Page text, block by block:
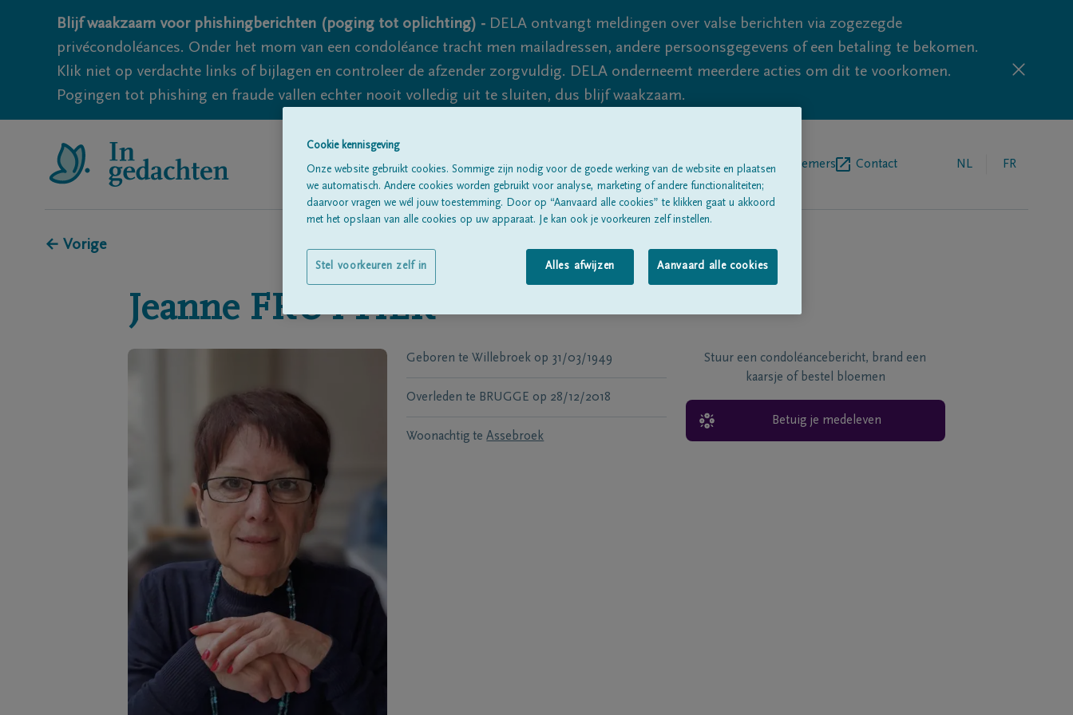
Blijf waakzaam voor phishingberichten (poging tot oplichting) - DELA ontvangt meldingen over valse berichten via zogezegde
privécondoléances. Onder het mom van een condoléance tracht men mailadressen, andere persoonsgegevens of een betaling te bekomen.
Klik niet op verdachte links of bijlagen en controleer de afzender zorgvuldig. DELA onderneemt meerdere acties om dit te voorkomen.
Pogingen tot phishing en fraude vallen echter nooit volledig uit te sluiten, dus blijf waakzaam.
Alle rouwberichtenOver onsBegrafenisondernemers Contact NL FR
← Vorige
Jeanne FRUYTIER
Geboren te Willebroek op 31/03/1949
Overleden te BRUGGE op 28/12/2018
Woonachtig te Assebroek
Stuur een condoléancebericht, brand een
kaarsje of bestel bloemen
Betuig je medeleven
Cookie kennisgeving
Onze website gebruikt cookies. Sommige zijn nodig voor de goede werking van de website en plaatsen
we automatisch. Andere cookies worden gebruikt voor analyse, marketing of andere functionaliteiten;
daarvoor vragen we wél jouw toestemming. Door op “Aanvaard alle cookies” te klikken gaat u akkoord
met het opslaan van alle cookies op uw apparaat. Je kan ook je voorkeuren zelf instellen.
Alles afwijzen Aanvaard alle cookies
Stel voorkeuren zelf in